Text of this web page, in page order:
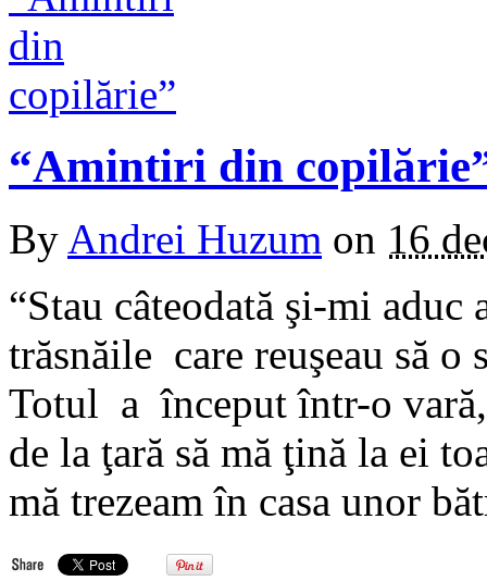
“Amintiri din
By Andrei Huzum on 16
“Stau câteodată şi-mi
trăsnăile care reuşeau să
Totul a început într-o
de la ţară să mă ţină la ei
mă trezeam în casa unor